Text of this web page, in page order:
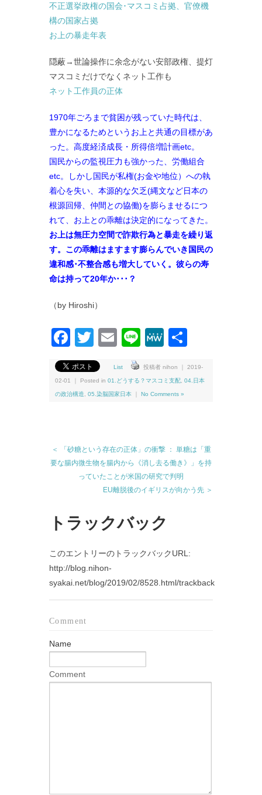
不正選挙政権の国会･マスコミ占拠、官僚機
構の国家占拠
お上の暴走年表
隠蔽→世論操作に余念がない安部政権、提灯
マスコミだけでなくネット工作も
ネット工作員の正体
1970年ごろまで貧困が残っていた時代は、
豊かになるためというお上と共通の目標があ
った。高度経済成長・所得倍増計画etc。
国民からの監視圧力も強かった、労働組合
etc。しかし国民が私権(お金や地位）への執
着心を失い、本源的な欠乏(縄文など日本の
根源回帰、仲間との協働)を膨らませるにつ
れて、お上との乖離は決定的になってきた。
お上は無圧力空間で詐欺行為と暴走を繰り返
す。この乖離はますます膨らんでいき国民の
違和感･不整合感も増大していく。彼らの寿
命は持って20年か･･･？
（by Hiroshi）
Facebook
Twitter
EmailLineMeWe
List 投稿者 nihon ｜ 2019-
02-01 ｜ Posted in 01.どうする？マスコミ支配 04.日本
の政治構造 05.染脳国家日本 No Comments »
＜ 「砂糖という存在の正体」の衝撃 ： 単糖は「重
要な腸内微生物を腸内から《消し去る働き》」を持
っていたことが米国の研究で判明
EU離脱後のイギリスが向かう先 ＞
トラックバック
このエントリーのトラックバックURL:
http://blog.nihon-
syakai.net/blog/2019/02/8528.html/trackback
Comment
Name
Comment